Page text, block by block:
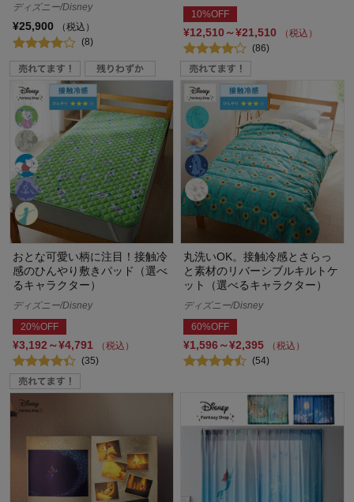
ディズニー/Disney
¥25,900
（税込）
(8)
10%OFF
¥12,510～¥21,510
（税込）
(86)
おとな可愛い柄に注目！接触冷
感のひんやり敷きパッド（選べ
るキャラクター）
ディズニー/Disney
20%OFF
¥3,192～¥4,791
（税込）
(35)
丸洗いOK。接触冷感とさらっ
と素材のリバーシブルキルトケ
ット（選べるキャラクター）
ディズニー/Disney
60%OFF
¥1,596～¥2,395
（税込）
(54)